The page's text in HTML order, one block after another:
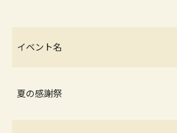
イベント名
夏の感謝祭